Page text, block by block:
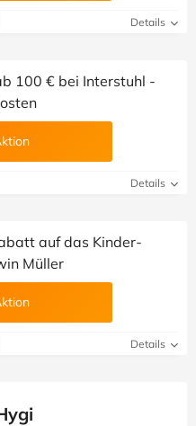
Details
100 € bei Interstuhl -
Details
auf das Kinder-
Müller
Details